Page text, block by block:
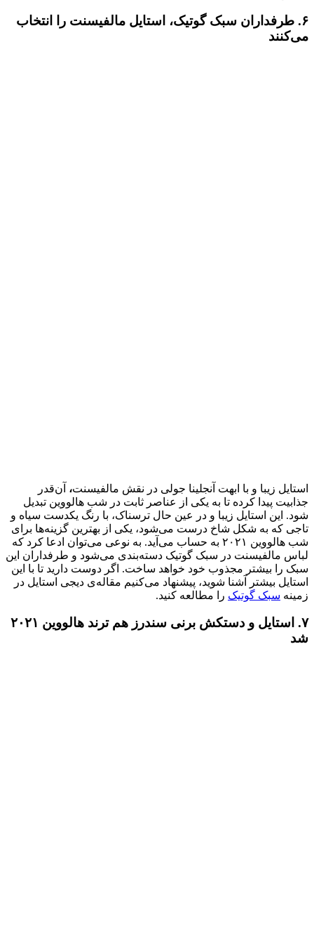
۶. طرفداران سبک گوتیک، استایل مالفیسنت را انتخاب
می‌کنند
استایل زیبا و با ابهت آنجلینا جولی در نقش مالفیسنت، آن‌قدر
جذابیت پیدا کرده تا به یکی از عناصر ثابت در شب هالووین تبدیل
شود. این استایل زیبا و در عین حال ترسناک، با رنگ یکدست سیاه و
تاجی که به شکل شاخ درست می‌شود، یکی از بهترین گزینه‌ها برای
شب هالووین ۲۰۲۱ به حساب می‌آید. به نوعی می‌توان ادعا کرد که
لباس مالفیسنت در سبک گوتیک دسته‌بندی می‌شود و طرفداران این
سبک را بیشتر مجذوب خود خواهد ساخت. اگر دوست دارید تا با این
استایل بیشتر آشنا شوید، پیشنهاد می‌کنیم مقاله‌ی دیجی‌ استایل در
زمینه سبک گوتیک را مطالعه کنید.
۷. استایل و دستکش برنی سندرز هم ترند هالووین ۲۰۲۱
شد